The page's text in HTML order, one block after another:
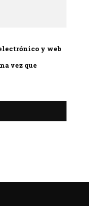
y web
vez que